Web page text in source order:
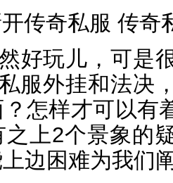
传奇私服 传奇
好玩儿，可是
服外挂和法决
怎样才可以有
上2个景象的
边困难为我们